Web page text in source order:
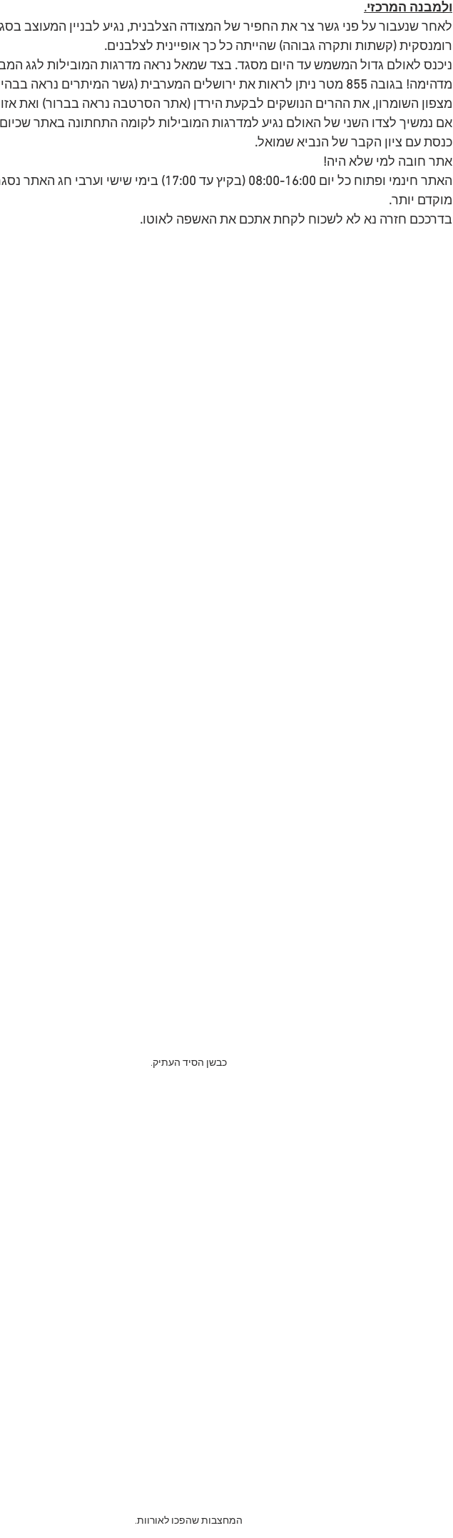
ולמבנה המרכזי.
לאחר שנעבור על פני גשר צר את החפיר של המצודה הצלבנית, נגיע לבניין המעוצב
רומנסקית (קשתות ותקרה גבוהה) שהייתה כל כך אופיינית לצלבנים.
ניכנס לאולם גדול המשמש עד היום מסגד. בצד שמאל נראה מדרגות המובילות לגג
מדהימה! בגובה 855 מטר ניתן לראות את ירושלים המערבית (גשר המיתרים נראה
מצפון השומרון, את ההרים הנושקים לבקעת הירדן (אתר הסרטבה נראה בברור) ואת
אם נמשיך לצדו השני של האולם נגיע למדרגות המובילות לקומה התחתונה באתר
כנסת עם ציון הקבר של הנביא שמואל.
אתר חובה למי שלא היה!
האתר חינמי ופתוח כל יום 08:00-16:00 ( בקיץ עד 17:00) בימי שישי וערבי חג האתר
מוקדם יותר.
בדרככם חזרה נא לא לשכוח לקחת אתכם את האשפה לאוטו.
כבשן הסיד העתיק.
המחצבות שהפכו לאורוות.